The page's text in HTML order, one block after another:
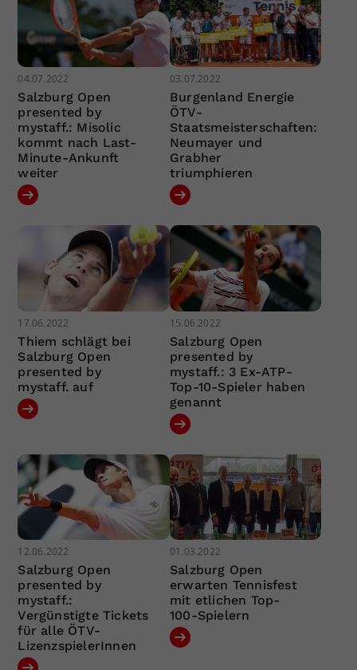
04.07.2022
Salzburg Open
presented by
mystaff.: Misolic
kommt nach Last-
Minute-Ankunft
weiter
03.07.2022
Burgenland Energie
ÖTV-
Staatsmeisterschaften:
Neumayer und
Grabher
triumphieren
17.06.2022
Thiem schlägt bei
Salzburg Open
presented by
mystaff. auf
15.06.2022
Salzburg Open
presented by
mystaff.: 3 Ex-ATP-
Top-10-Spieler haben
genannt
12.06.2022
Salzburg Open
presented by
mystaff.:
Vergünstigte Tickets
für alle ÖTV-
LizenzspielerInnen
01.03.2022
Salzburg Open
erwarten Tennisfest
mit etlichen Top-
100-Spielern